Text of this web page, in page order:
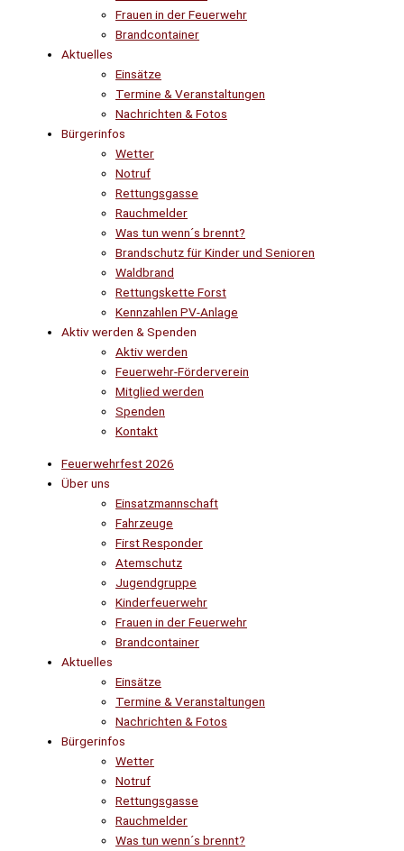
Frauen in der Feuerwehr
Brandcontainer
Aktuelles
Einsätze
Termine & Veranstaltungen
Nachrichten & Fotos
Bürgerinfos
Wetter
Notruf
Rettungsgasse
Rauchmelder
Was tun wenn´s brennt?
Brandschutz für Kinder und Senioren
Waldbrand
Rettungskette Forst
Kennzahlen PV-Anlage
Aktiv werden & Spenden
Aktiv werden
Feuerwehr-Förderverein
Mitglied werden
Spenden
Kontakt
Feuerwehrfest 2026
Über uns
Einsatzmannschaft
Fahrzeuge
First Responder
Atemschutz
Jugendgruppe
Kinderfeuerwehr
Frauen in der Feuerwehr
Brandcontainer
Aktuelles
Einsätze
Termine & Veranstaltungen
Nachrichten & Fotos
Bürgerinfos
Wetter
Notruf
Rettungsgasse
Rauchmelder
Was tun wenn´s brennt?